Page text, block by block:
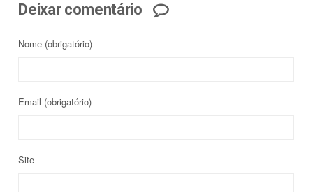
Deixar comentário
Nome (obrigatório)
Email (obrigatório)
Site